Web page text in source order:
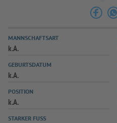
MANNSCHAFTSART
k.A.
GEBURTSDATUM
k.A.
POSITION
k.A.
STARKER FUSS